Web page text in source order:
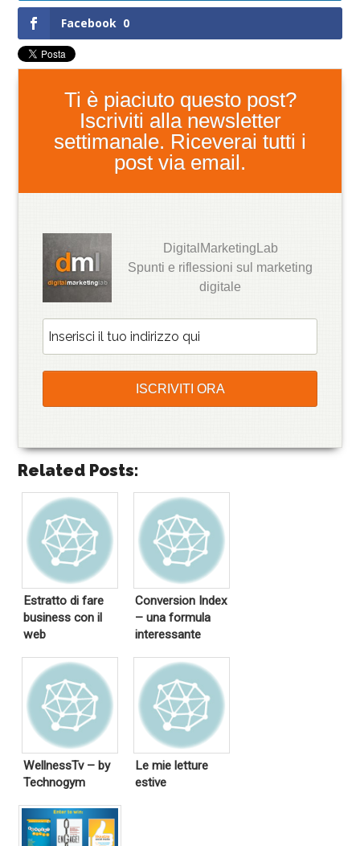
Facebook 0
Ti è piaciuto questo post?
Iscriviti alla newsletter
settimanale. Riceverai tutti i
post via email.
DigitalMarketingLab
Spunti e riflessioni sul marketing
digitale
Related Posts:
Estratto di fare
business con il
web
Conversion Index
– una formula
interessante
WellnessTv – by
Technogym
Le mie letture
estive